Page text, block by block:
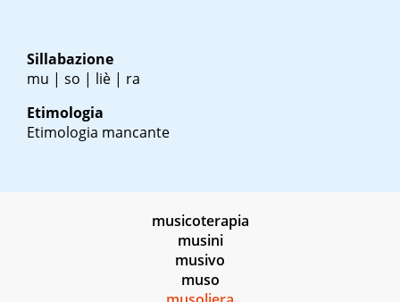
Sillabazione
mu | so | liè | ra
Etimologia
Etimologia mancante
musicoterapia
musini
musivo
muso